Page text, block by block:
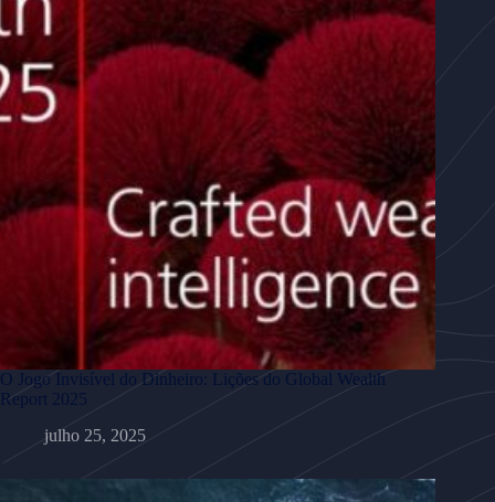
O Jogo Invisível do Dinheiro: Lições do Global Wealth
Report 2025
julho 25, 2025